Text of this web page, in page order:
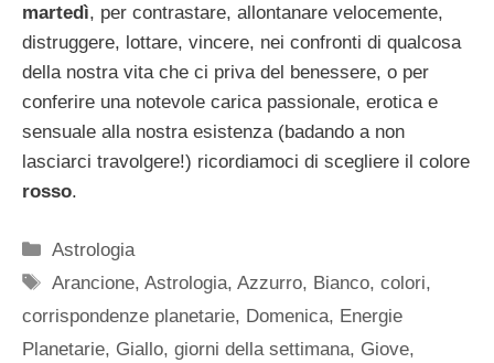
martedì, per contrastare, allontanare velocemente,
distruggere, lottare, vincere, nei confronti di qualcosa
della nostra vita che ci priva del benessere, o per
conferire una notevole carica passionale, erotica e
sensuale alla nostra esistenza (badando a non
lasciarci travolgere!) ricordiamoci di scegliere il colore
rosso.
Categorie
Astrologia
Tag
Arancione,Astrologia,Azzurro, Bianco,colori,
corrispondenze planetarie, Domenica, Energie
Planetarie, Giallo, giorni della settimana, Giove,